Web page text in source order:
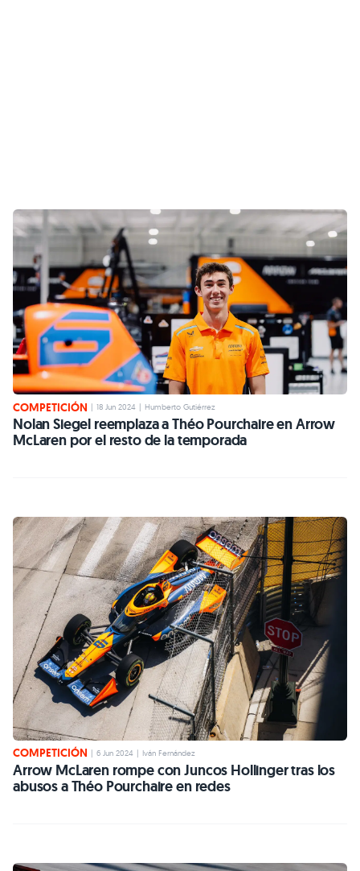
COMPETICIÓN 18 Jun 2024 Humberto Gutiérrez
Nolan Siegel reemplaza a Théo Pourchaire en Arrow
McLaren por el resto de la temporada
COMPETICIÓN | 6 Jun 2024 | Iván Fernández
Arrow McLaren rompe con Juncos Hollinger tras los
abusos a Théo Pourchaire en redes